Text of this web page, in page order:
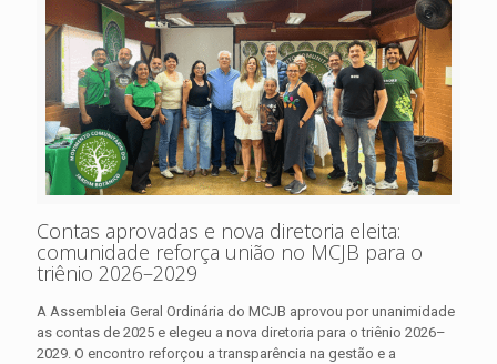
Contas aprovadas e nova diretoria eleita:
comunidade reforça união no MCJB para o
triênio 2026–2029
A Assembleia Geral Ordinária do MCJB aprovou por unanimidade
as contas de 2025 e elegeu a nova diretoria para o triênio 2026–
2029. O encontro reforçou a transparência na gestão e a